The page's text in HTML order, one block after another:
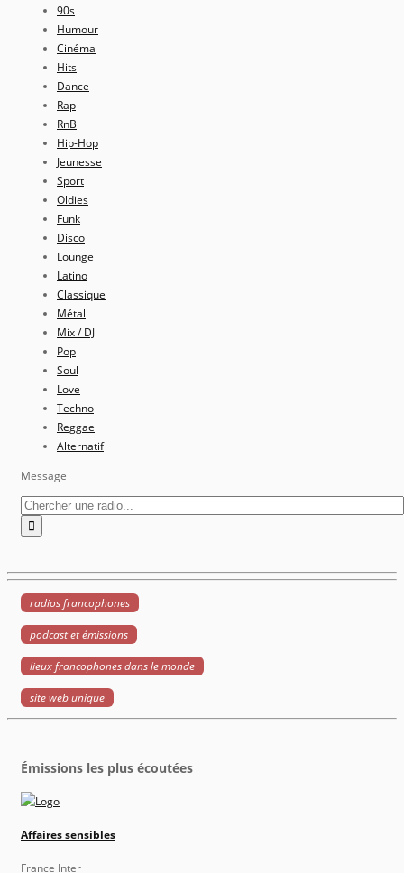
90s
Humour
Cinéma
Hits
Dance
Rap
RnB
Hip-Hop
Jeunesse
Sport
Oldies
Funk
Disco
Lounge
Latino
Classique
Métal
Mix / DJ
Pop
Soul
Love
Techno
Reggae
Alternatif
Message
radios francophones
podcast et émissions
lieux francophones dans le monde
site web unique
Émissions les plus écoutées
Affaires sensibles
France Inter